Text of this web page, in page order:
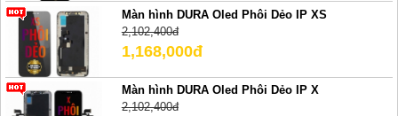
Màn hình DURA Oled Phôi Dẻo IP XS
2,102,400đ
1,168,000đ
Màn hình DURA Oled Phôi Dẻo IP X
2,102,400đ